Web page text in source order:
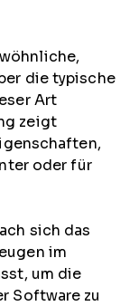
die typische
Art
zeigt
oder für
sich das
im
um die
Software zu